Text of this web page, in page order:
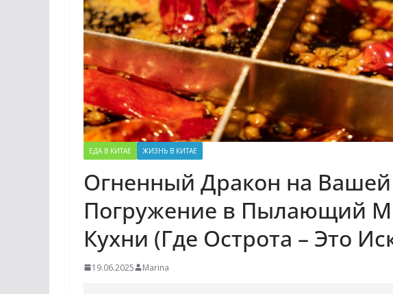
ЕДА В КИТАЕ ЖИЗНЬ В КИТАЕ
Огненный Дракон на Вашей
Погружение в Пылающий
Кухни (Где Острота – Это
19.06.2025 Marina